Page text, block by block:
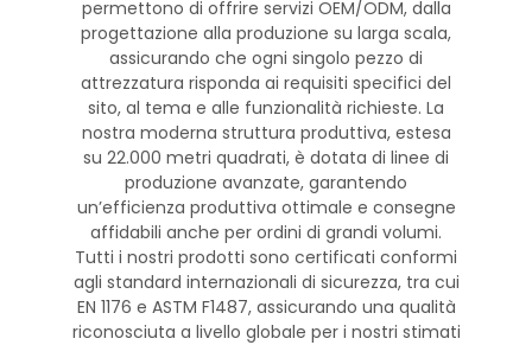
permettono di offrire servizi OEM/ODM, dalla
progettazione alla produzione su larga scala,
assicurando che ogni singolo pezzo di
attrezzatura risponda ai requisiti specifici del
sito, al tema e alle funzionalità richieste. La
nostra moderna struttura produttiva, estesa
su 22.000 metri quadrati, è dotata di linee di
produzione avanzate, garantendo
un’efficienza produttiva ottimale e consegne
affidabili anche per ordini di grandi volumi.
Tutti i nostri prodotti sono certificati conformi
agli standard internazionali di sicurezza, tra cui
EN 1176 e ASTM F1487, assicurando una qualità
riconosciuta a livello globale per i nostri stimati